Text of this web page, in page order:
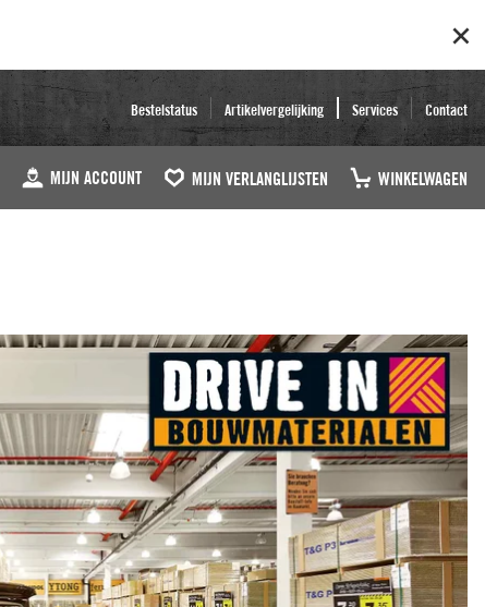
Bestelstatus Artikelvergelijking Services Contact
MIJN ACCOUNT MIJN VERLANGLIJSTEN WINKELWAGEN